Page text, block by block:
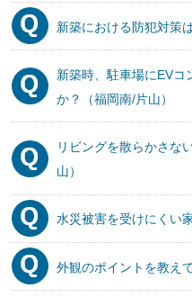
新築における防犯対策
新築時、駐車場にEVコ
か？（福岡南/片山）
リビングを散らかさな
山）
水災被害を受けにくい
外観のポイントを教え